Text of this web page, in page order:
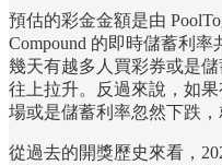
預估的彩金金額是由
Compound 的即時儲蓄利
幾天有越多人買彩券或是
往上拉升。反過來說，如
場或是儲蓄利率忽然下跌，
從過去的開獎歷史來看，